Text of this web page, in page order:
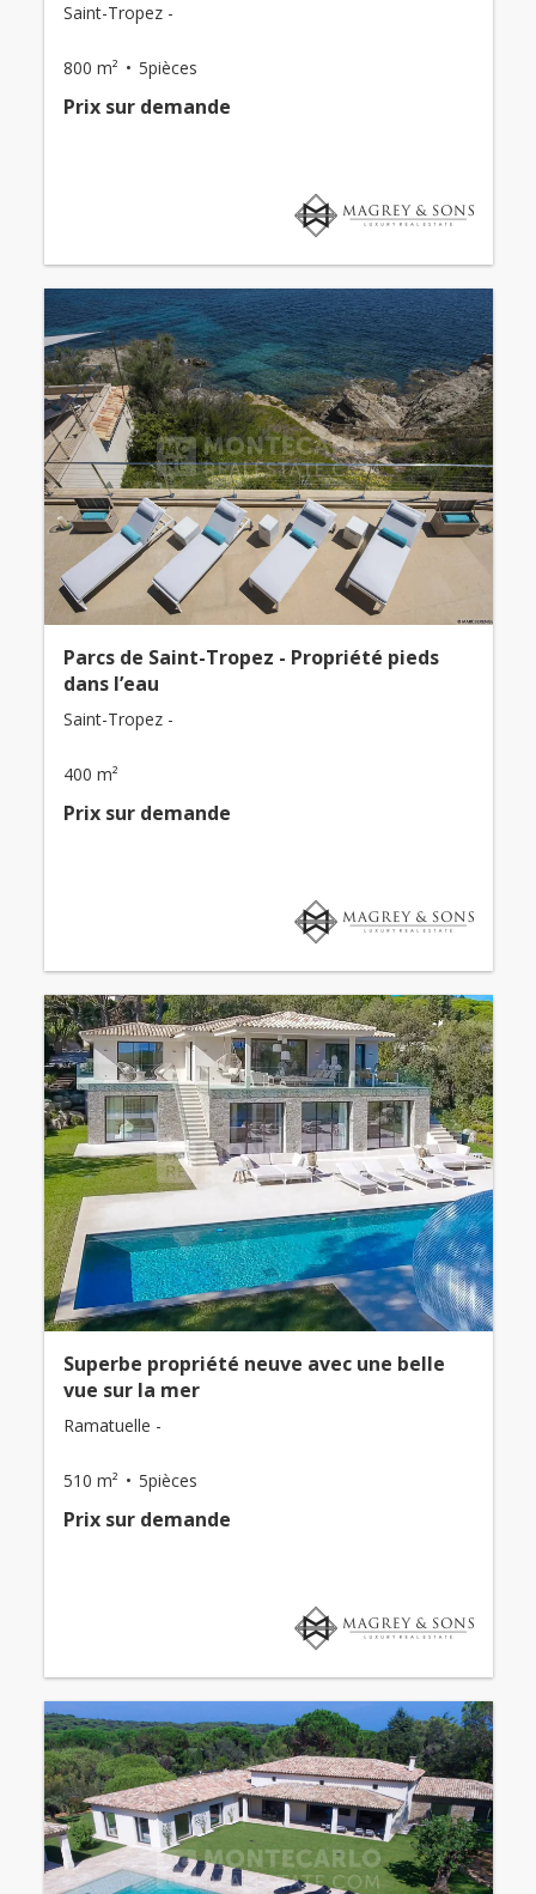
Saint-Tropez -
800 m² 5pièces
Prix ​​sur demande
Parcs de Saint-Tropez - Propriété pieds
dans l’eau
Saint-Tropez -
400 m²
Prix ​​sur demande
Superbe propriété neuve avec une belle
vue sur la mer
Ramatuelle -
510 m² 5pièces
Prix ​​sur demande